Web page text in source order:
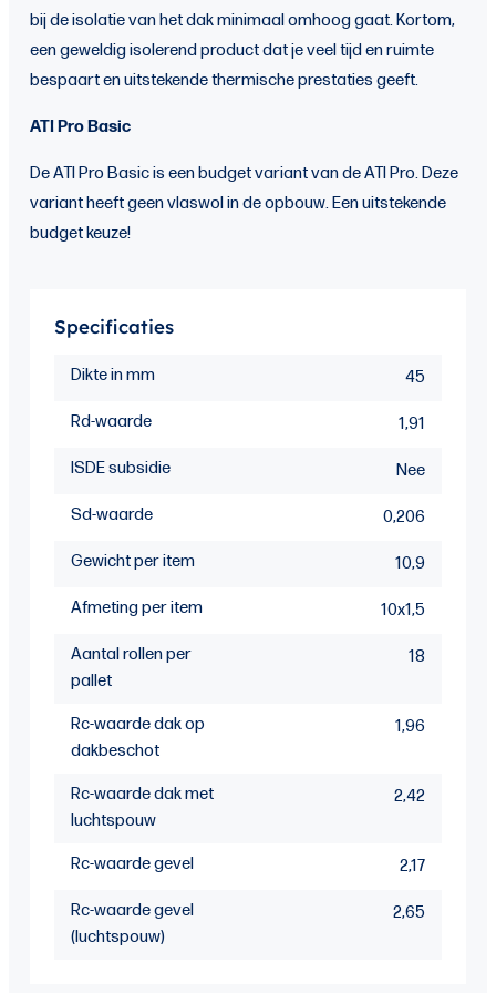
bij de isolatie van het dak minimaal omhoog gaat. Kortom,
een geweldig isolerend product dat je veel tijd en ruimte
bespaart en uitstekende thermische prestaties geeft.
ATI Pro Basic
De ATI Pro Basic is een budget variant van de ATI Pro. Deze
variant heeft geen vlaswol in de opbouw. Een uitstekende
budget keuze!
Specificaties
Dikte in mm 45
Rd-waarde 1,91
ISDE subsidie Nee
Sd-waarde 0,206
Gewicht per item 10,9
Afmeting per item 10x1,5
Aantal rollen per
pallet
18
Rc-waarde dak op
dakbeschot
1,96
Rc-waarde dak met
luchtspouw
2,42
Rc-waarde gevel 2,17
Rc-waarde gevel
(luchtspouw)
2,65